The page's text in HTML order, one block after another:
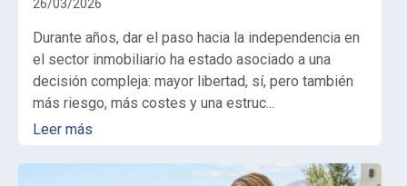
26/03/2026
Durante años, dar el paso hacia la independencia en
el sector inmobiliario ha estado asociado a una
decisión compleja: mayor libertad, sí, pero también
más riesgo, más costes y una estruc...
Leer más